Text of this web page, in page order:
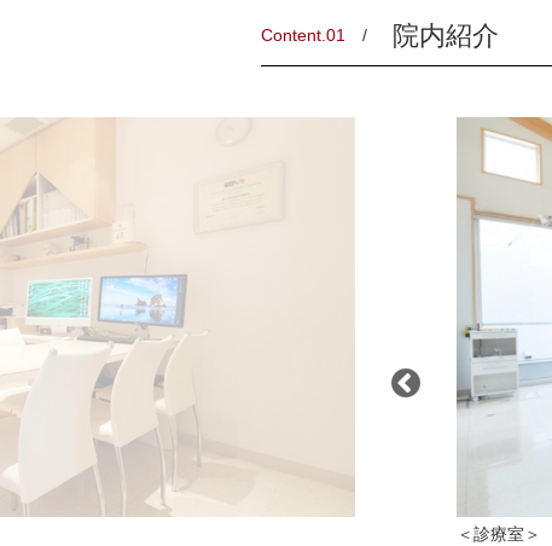
Content.01 院内紹介
＜診療室＞